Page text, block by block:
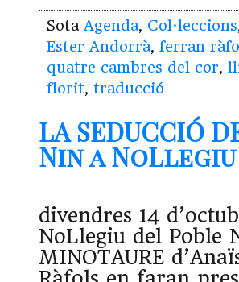
Sota Agenda, Col·leccions
Ester Andorrà, ferran
quatre cambres del cor,
florit, traducció
LA SEDUCCIÓ
Nin a NoLlegiu
divendres 14
NoLlegiu del Poble
MINOTAURE